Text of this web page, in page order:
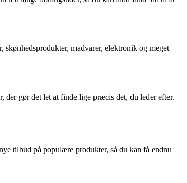
madvarer, elektronik og meget
gør det let at finde lige præcis det, du leder efter.
tilbud på populære produkter, så du kan få endnu